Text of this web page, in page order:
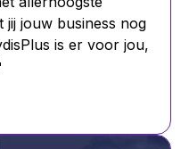
jouw business nog
is er voor jou,